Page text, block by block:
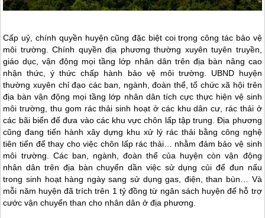
Cấp uỷ, chính quyền huyện cũng đặc biệt coi trọng công tác bảo vệ
môi trường. Chính quyền địa phương thường xuyên tuyên truyền,
giáo dục, vận động mọi tầng lớp nhân dân trên địa bàn nâng cao
nhận thức, ý thức chấp hành bảo vệ môi trường. UBND huyện
thường xuyên chỉ đạo các ban, ngành, đoàn thể, tổ chức xã hội trên
địa bàn vận động mọi tầng lớp nhân dân tích cực thực hiện vệ sinh
môi trường, thu gom rác thải sinh hoạt ở các khu dân cư, rác thải ở
các bãi biển để đưa vào các khu vực chôn lấp tập trung. Địa phương
cũng đang tiến hành xây dựng khu xử lý rác thải bằng công nghệ
tiên tiến để thay cho việc chôn lấp rác thải… nhằm đảm bảo vệ sinh
môi trường. Các ban, ngành, đoàn thể của huyện còn vận động
nhân dân trên địa bàn chuyển dần việc sử dụng củi để đun nấu
trong sinh hoạt hàng ngày sang sử dụng gas, điện, than bùn… Và
mỗi năm huyện đã trích trên 1 tỷ đồng từ ngân sách huyện để hỗ trợ
cước vận chuyển than cho nhân dân ở địa phương.